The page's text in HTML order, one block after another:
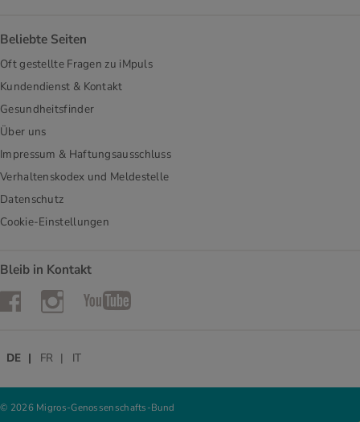
Beliebte Seiten
Oft gestellte Fragen zu iMpuls
Kundendienst & Kontakt
Gesundheitsfinder
Über uns
Impressum & Haftungsausschluss
Verhaltenskodex und Meldestelle
Datenschutz
Cookie-Einstellungen
Bleib in Kontakt
FacebookInstagramYouTube
© 2026 Migros-Genossenschafts-Bund
DE FR IT